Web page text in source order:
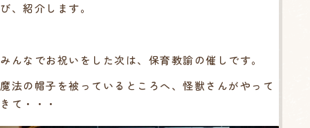
び、紹介します。
みんなでお祝いをした次は、保育教諭の催しです。
魔法の帽子を被っているところへ、怪獣さんがやって
きて・・・